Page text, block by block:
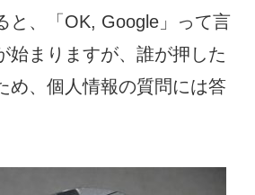
と、「OK, Google」って言
始まりますが、誰が押した
め、個人情報の質問には答